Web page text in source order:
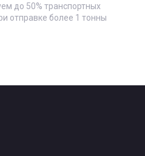
до 50% транспортных
отправке более 1 тонны